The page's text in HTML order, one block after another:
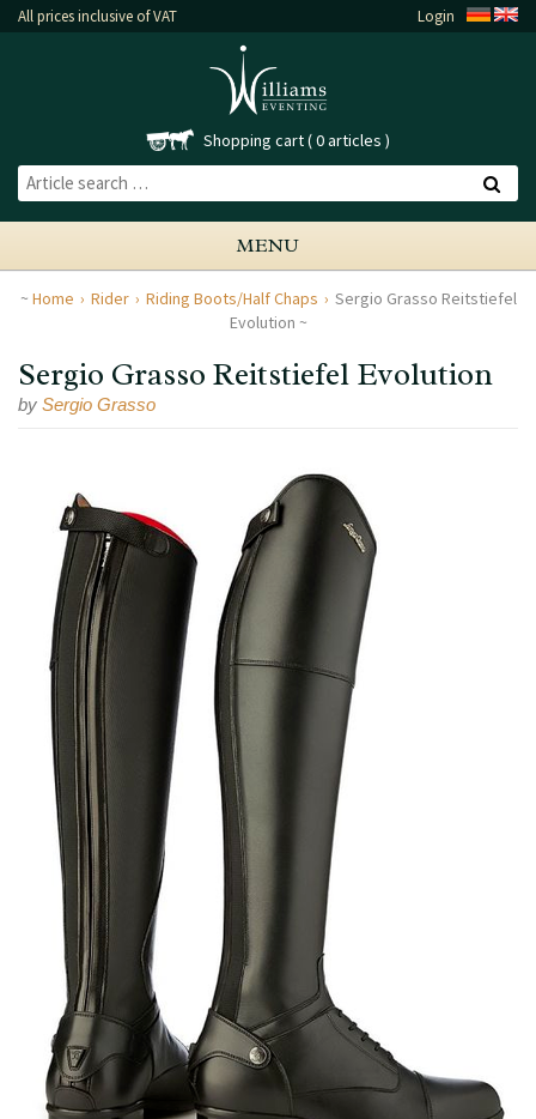
All prices inclusive of VAT Login
Shopping cart 0 articles
MENU
Home Rider Riding Boots/Half Chaps
Sergio Grasso Reitstiefel
Evolution
Sergio Grasso Reitstiefel Evolution
by Sergio Grasso